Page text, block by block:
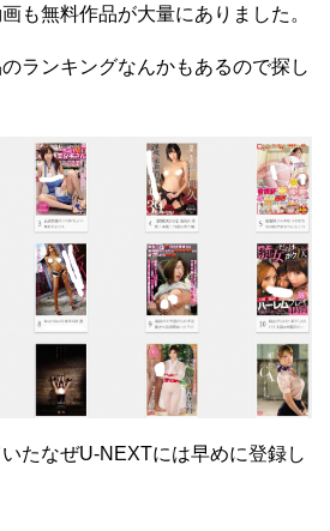
も無料作品が大量にありました。
ランキングなんかもあるので探し
たなぜU-NEXTには早めに登録し